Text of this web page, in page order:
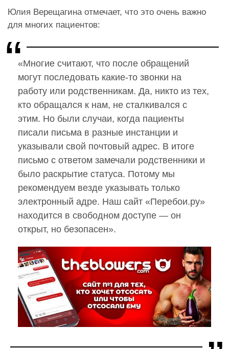
Юлия Верещагина отмечает, что это очень важно
для многих пациентов:
«Многие считают, что после обращений
могут последовать какие-то звонки на
работу или родственникам. Да, никто из тех,
кто обращался к нам, не сталкивался с
этим. Но были случаи, когда пациенты
писали письма в разные инстанции и
указывали свой почтовый адрес. В итоге
письмо с ответом замечали родственники и
было раскрытие статуса. Потому мы
рекомендуем везде указывать только
электронный адре. Наш сайт «Перебои.ру»
находится в свободном доступе — он
открыт, но безопасен».